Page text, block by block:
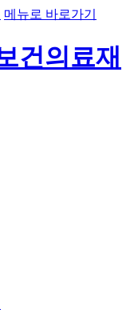
메뉴로 바로가기